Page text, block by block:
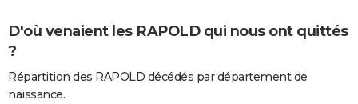
D'où venaient les RAPOLD qui nous ont quittés
?
Répartition des RAPOLD décédés par département de
naissance.